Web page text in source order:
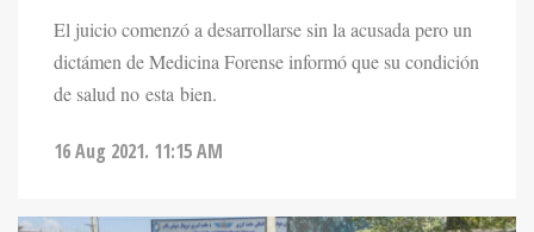
El juicio comenzó a desarrollarse sin la acusada pero un
dictámen de Medicina Forense informó que su condición
de salud no esta bien.
16 Aug 2021. 11:15 AM